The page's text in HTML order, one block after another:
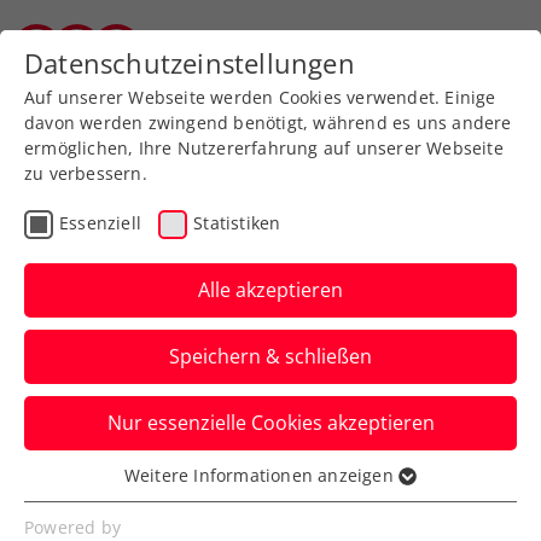
Zurück zur Newsübersicht
Billie Jean King Cup
Billie Jean King Cup:
Kraus unterliegt nach
Blitzstart – 2:1 für Mexiko
Das ÖTV-Ass zieht im Einserduell gegen
Fernanda Contreras Gómez in drei Sätzen
den Kürzeren.
Verfasst von: Manuel Wachta, 12.11.2023
Datenschutzeinstellungen
Auf unserer Webseite werden Cookies verwendet. Einige
davon werden zwingend benötigt, während es uns andere
ermöglichen, Ihre Nutzererfahrung auf unserer Webseite
zu verbessern.
Essenziell Statistiken
Alle akzeptieren
Speichern & schließen
Nur essenzielle Cookies akzeptieren
Essenziell
Essenzielle Cookies werden für grundlegende
Weitere Informationen anzeigen
Powered by